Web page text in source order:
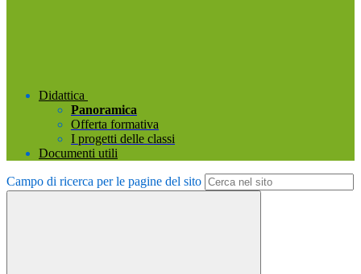
Didattica
Panoramica
Offerta formativa
I progetti delle classi
Documenti utili
Campo di ricerca per le pagine del sito